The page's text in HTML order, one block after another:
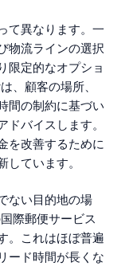
て異なります。一
物流ラインの選択
限定的なオプショ
、顧客の場所、
間の制約に基づい
バイスします。
を改善するために
ています。
ない目的地の場
際郵便サービス
。これはほぼ普遍
ード時間が長くな